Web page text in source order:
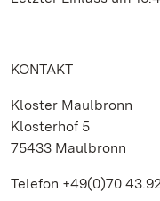
KONTAKT
Kloster Maulbronn
Klosterhof 5
75433 Maulbronn
Telefon +49(0)70